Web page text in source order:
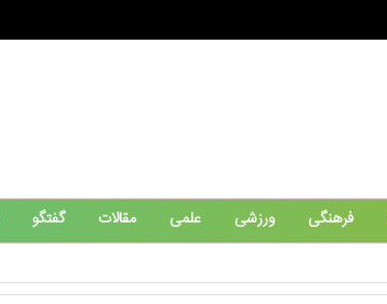
فرهنگی ورزشی علمی مقالات گفتگو